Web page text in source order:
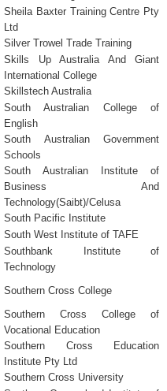
Sheila Baxter Training Centre Pty
Ltd
Silver Trowel Trade Training
Skills Up Australia And Giant
International College
Skillstech Australia
South Australian College of
English
South Australian Government
Schools
South Australian Institute of
Business And
Technology(Saibt)/Celusa
South Pacific Institute
South West Institute of TAFE
Southbank Institute of
Technology
Southern Cross College
Southern Cross College of
Vocational Education
Southern Cross Education
Institute Pty Ltd
Southern Cross University